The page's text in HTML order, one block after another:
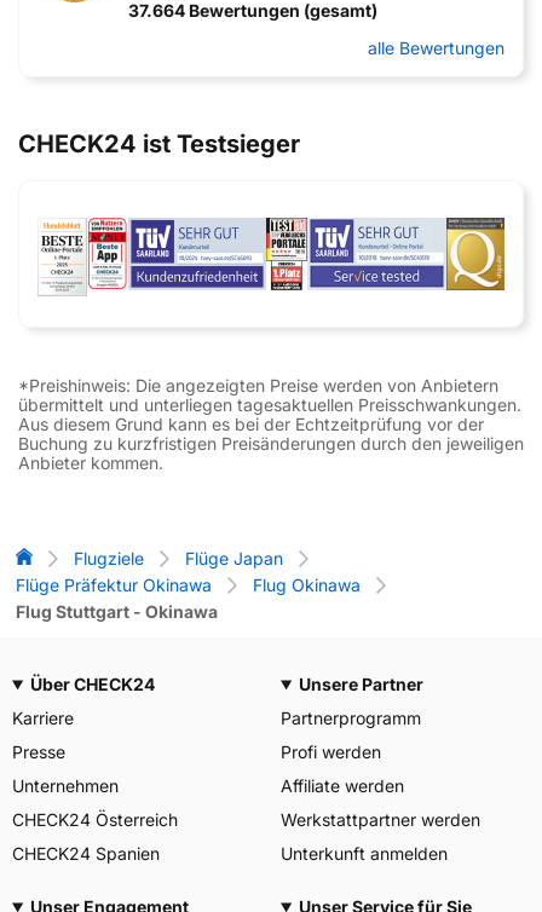
37.664 Bewertungen (gesamt)
alle Bewertungen
CHECK24 ist Testsieger
*Preishinweis: Die angezeigten Preise werden von Anbietern
übermittelt und unterliegen tagesaktuellen Preisschwankungen.
Aus diesem Grund kann es bei der Echtzeitprüfung vor der
Buchung zu kurzfristigen Preisänderungen durch den jeweiligen
Anbieter kommen.
Flug-Vergleich
Flugziele
Flüge Japan
Flüge Präfektur Okinawa
Flug Okinawa
Flug Stuttgart - Okinawa
Über CHECK24
Karriere
Presse
Unternehmen
CHECK24 Österreich
CHECK24 Spanien
Unsere Partner
Partnerprogramm
Profi werden
Affiliate werden
Werkstattpartner werden
Unterkunft anmelden
Unser Engagement Unser Service für Sie